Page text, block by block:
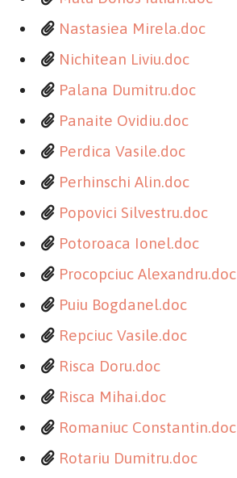
Nastasiea Mirela.doc
Nichitean Liviu.doc
Palana Dumitru.doc
Panaite Ovidiu.doc
Perdica Vasile.doc
Perhinschi Alin.doc
Popovici Silvestru.doc
Potoroaca Ionel.doc
Procopciuc Alexandru.doc
Puiu Bogdanel.doc
Repciuc Vasile.doc
Risca Doru.doc
Risca Mihai.doc
Romaniuc Constantin.doc
Rotariu Dumitru.doc